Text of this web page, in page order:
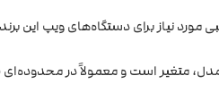
مورد نیاز برای دستگاه‌های ویپ
متغیر است و معمولاً در محدوده‌ای